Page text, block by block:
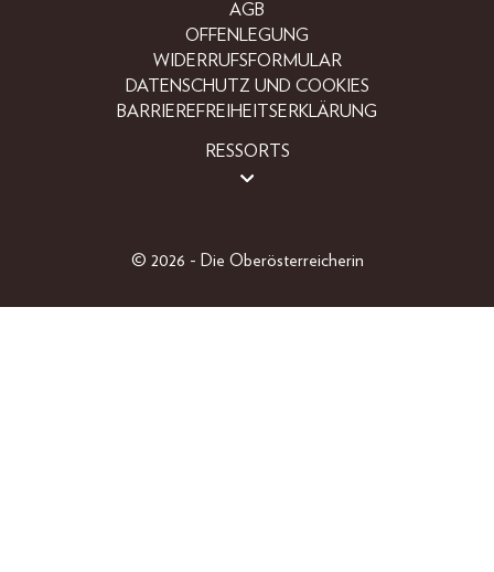
AGB
OFFENLEGUNG
WIDERRUFSFORMULAR
DATENSCHUTZ UND COOKIES
BARRIEREFREIHEITSERKLÄRUNG
RESSORTS
© 2026 - Die Oberösterreicherin